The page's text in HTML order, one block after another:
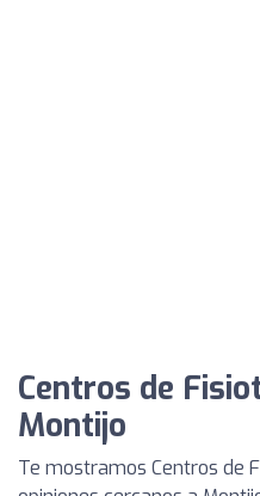
Centros de
Montijo
Te mostramos Centros de